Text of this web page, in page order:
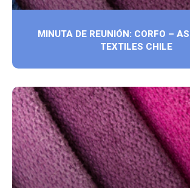
MINUTA DE REUNIÓN: CORFO –
TEXTILES CHILE